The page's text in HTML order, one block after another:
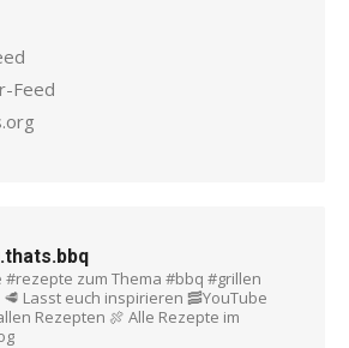
Feed
#rezepte zum Thema #bbq #grillen
🥩 Lasst euch inspirieren 🥓YouTube
Rezepten 🍖 Alle Rezepte im